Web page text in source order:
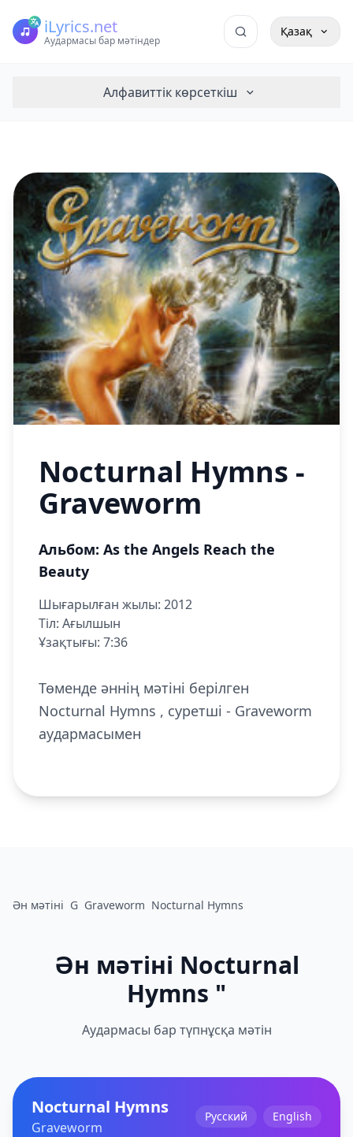
iLyrics.net
Аудармасы бар мәтіндер
Қазақ
Алфавиттік көрсеткіш
Nocturnal Hymns -
Graveworm
Альбом: As the Angels Reach the
Beauty
Шығарылған жылы: 2012
Тіл: Ағылшын
Ұзақтығы: 7:36
Төменде әннің мәтіні берілген
Nocturnal Hymns , суретші - Graveworm
аудармасымен
Ән мәтіні G Graveworm Nocturnal Hymns
Ән мәтіні Nocturnal
Hymns "
Аудармасы бар түпнұсқа мәтін
Nocturnal Hymns
Graveworm
Русский English